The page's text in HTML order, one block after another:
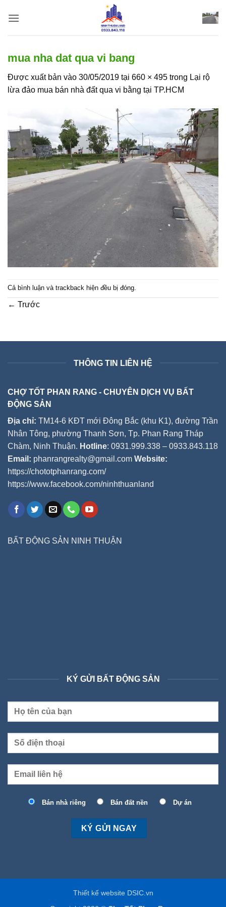
qua
mua nha dat qua vi bang
Được xuất bản vào 30/05/2019 tại 660 × 495 trong Lại rộ
lừa đảo mua bán nhà đất qua vi bằng tại TP.HCM
Cả bình luận và trackback hiện đều bị đóng.
← Trước
THÔNG TIN LIÊN HỆ
CHỢ TỐT PHAN RANG - CHUYÊN DỊCH VỤ BẤT
ĐỘNG SẢN
Địa chỉ: TM14-6 KĐT mới Đông Bắc (khu K1), đường Trần
Nhân Tông, phường Thanh Sơn, Tp. Phan Rang Tháp
Chàm, Ninh Thuận. Hotline: 0931.999.338 – 0933.843.118
Email: phanrangrealty@gmail.com Website:
https://chototphanrang.com/
https://www.facebook.com/ninhthuanland
BẤT ĐỘNG SẢN NINH THUẬN
KÝ GỬI BẤT ĐỘNG SẢN
Bán nhà riêng Bán đất nền Dự án
Thiết kế website DSIC.vn